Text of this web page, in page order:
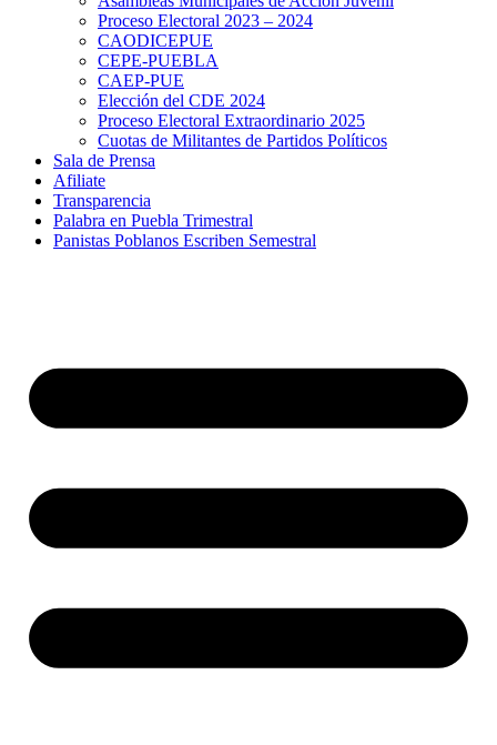
Proceso Electoral 2023 – 2024
CAODICEPUE
CEPE-PUEBLA
CAEP-PUE
Elección del CDE 2024
Proceso Electoral Extraordinario 2025
Cuotas de Militantes de Partidos Políticos
Sala de Prensa
Afiliate
Transparencia
Palabra en Puebla Trimestral
Panistas Poblanos Escriben Semestral